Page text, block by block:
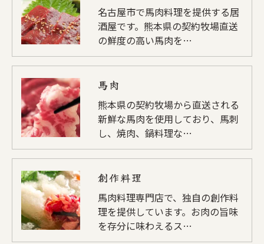
名古屋市で馬肉料理を提供する居
酒屋です。熊本県の契約牧場直送
の鮮度の高い馬肉を…
馬肉
熊本県の契約牧場から直送される
新鮮な馬肉を使用しており、馬刺
し、焼肉、鍋料理な…
創作料理
馬肉料理専門店で、独自の創作料
理を提供しています。お肉の旨味
を存分に味わえるス…